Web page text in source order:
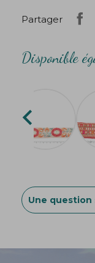
Partager
Disponible

Une question